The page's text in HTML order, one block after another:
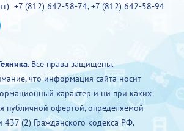
+7 (812) 642-58-74,+7 (812) 642-58-94
. Все права защищены.
что информация сайта носит
характер и ни при каких
публичной офертой, определяемой
437 (2) Гражданского кодекса РФ.